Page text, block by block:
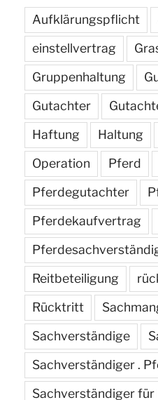
Aufklärungspflicht
einstellvertrag
Gruppenhaltung
Gutachter
Haftung
Haltung
Operation
Pferd
Pferdegutachter
Pferdekaufvertrag
Reitbeteiligung
Rücktritt
Sachverständige
Sachverständiger .
Sachverständiger für